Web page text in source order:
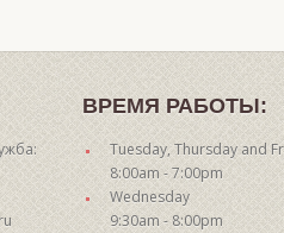
ВРЕМЯ РАБОТЫ:
Tuesday, Thursday and
8:00am - 7:00pm
Wednesday
9:30am - 8:00pm